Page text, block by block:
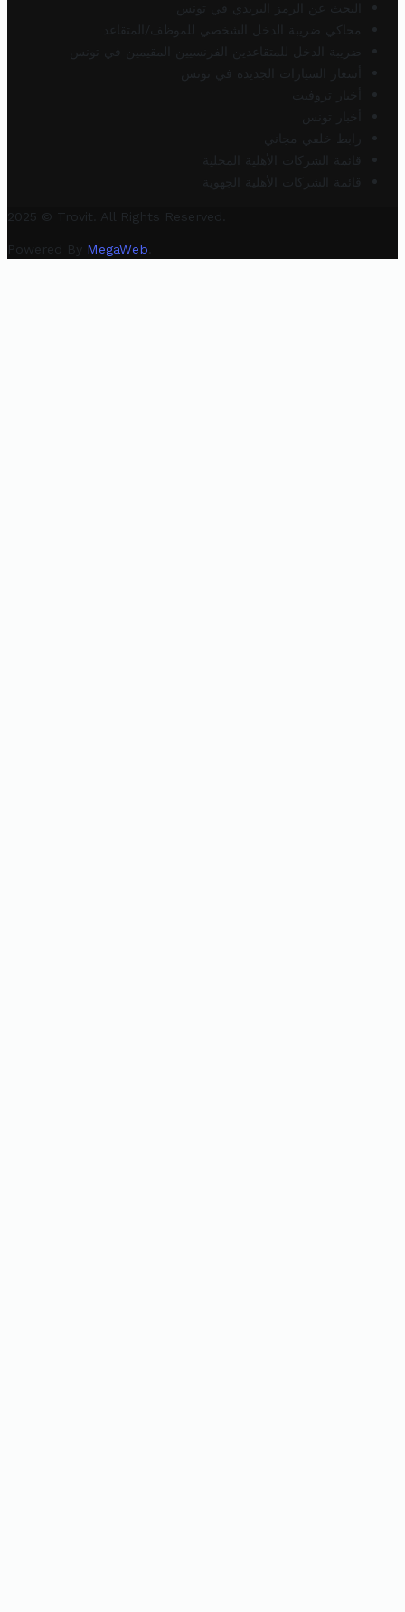
البحث عن الرمز البريدي في تونس
محاكي ضريبة الدخل الشخصي للموظف/المتقاعد
ضريبة الدخل للمتقاعدين الفرنسيين المقيمين في تونس
أسعار السيارات الجديدة في تونس
أخبار تروفيت
أخبار تونس
رابط خلفي مجاني
قائمة الشركات الأهلية المحلية
قائمة الشركات الأهلية الجهوية
2025 © Trovit. All Rights Reserved.
Powered By MegaWeb